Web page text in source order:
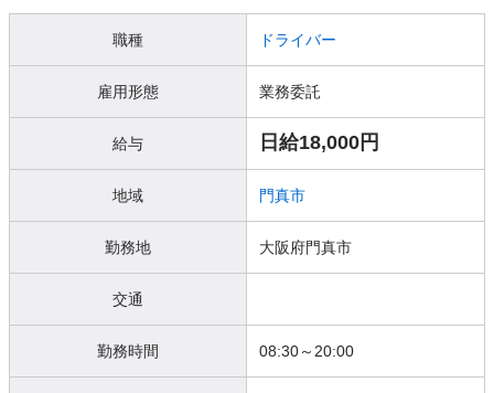
職種 ドライバー
雇用形態 業務委託
給与 日給18,000円
地域 門真市
勤務地 大阪府門真市
交通
勤務時間 08:30～20:00